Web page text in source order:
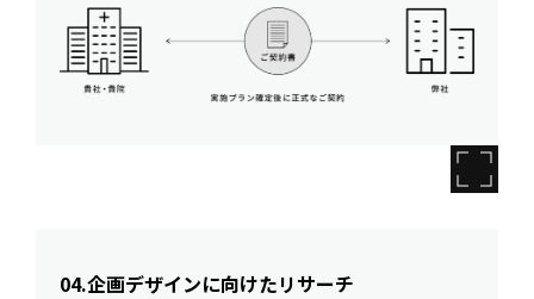
04.企画デザインに向けたリサーチ